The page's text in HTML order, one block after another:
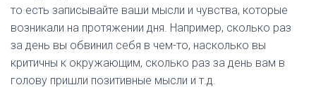
то есть записывайте ваши мысли и чувства, которые
возникали на протяжении дня. Например, сколько раз
за день вы обвинил себя в чем-то, насколько вы
критичны к окружающим, сколько раз за день вам в
голову пришли позитивные мысли и т.д.